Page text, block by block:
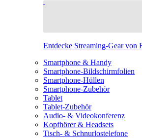
Entdecke Streaming-Gear von
Smartphone & Handy
Smartphone-Bildschirmfolien
Smartphone-Hüllen
Smartphone-Zubehör
Tablet
Tablet-Zubehör
Audio- & Videokonferenz
Kopfhörer & Headsets
Tisch- & Schnurlostelefone